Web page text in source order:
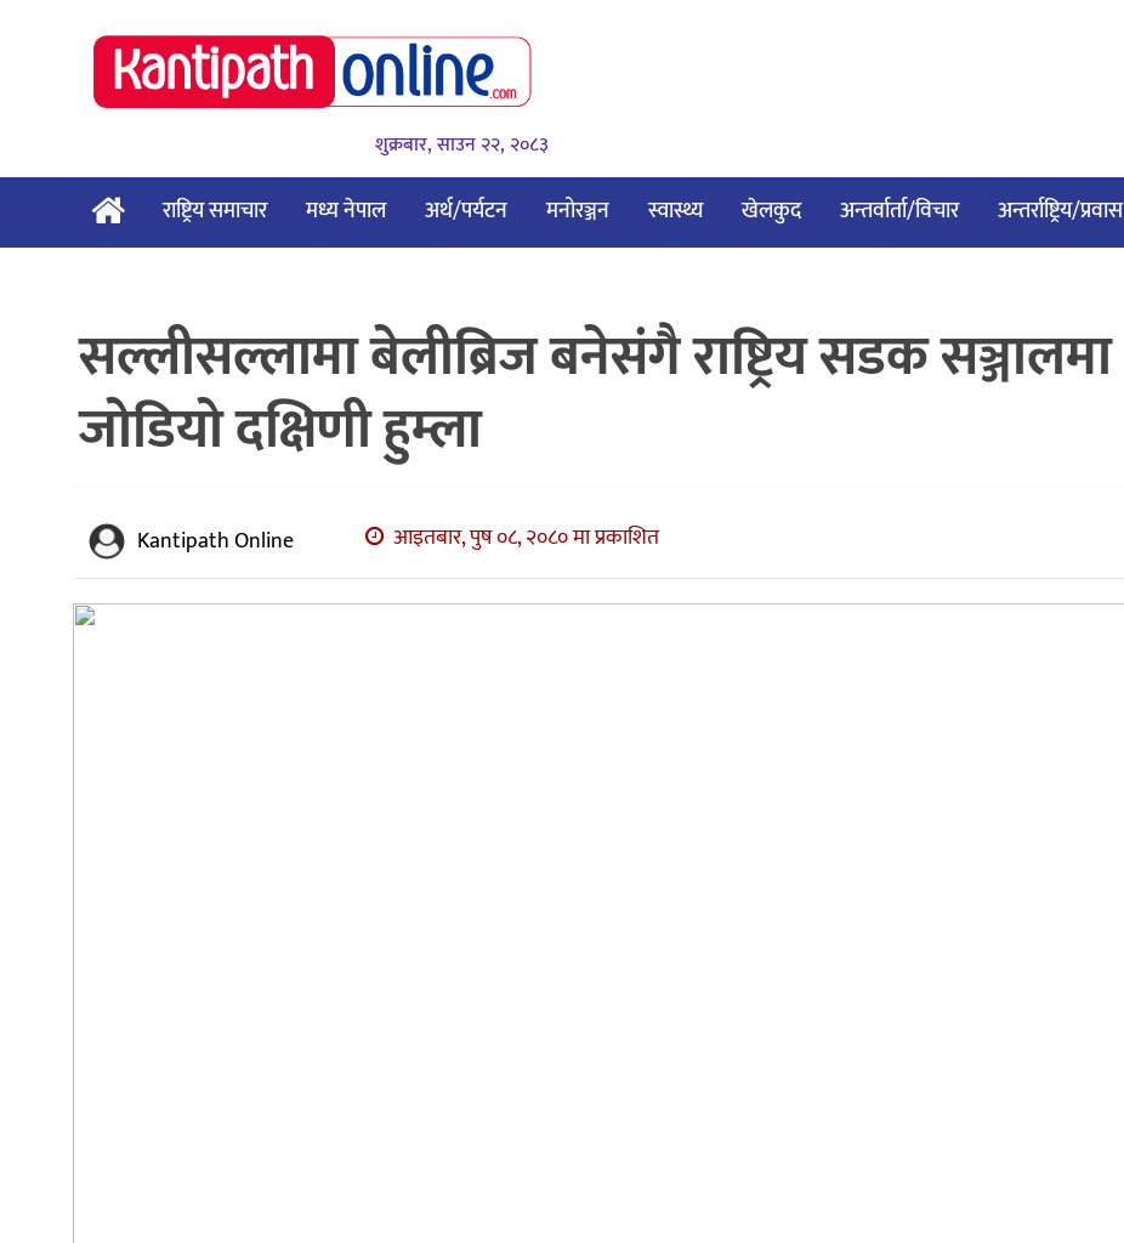
शुक्रबार, साउन २२, २०८३
राष्ट्रिय समाचार मध्य नेपाल अर्थ/पर्यटन मनोरञ्जन स्वास्थ्य खेलकुद अन्तर्वार्ता/विचार अन्तर्राष्ट्रिय/प्रवास
सल्लीसल्लामा बेलीब्रिज बनेसंगै राष्ट्रिय सडक सञ्जालमा
जोडियो दक्षिणी हुम्ला
Kantipath Online आइतबार, पुष ०८, २०८० मा प्रकाशित